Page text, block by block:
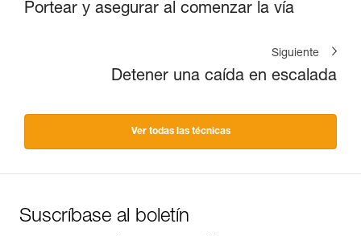
Portear y asegurar al comenzar la vía
Siguiente
Detener una caída en escalada
Ver todas las técnicas
Suscríbase al boletín